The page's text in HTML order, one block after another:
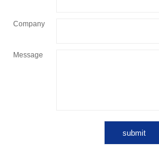
Company
Message